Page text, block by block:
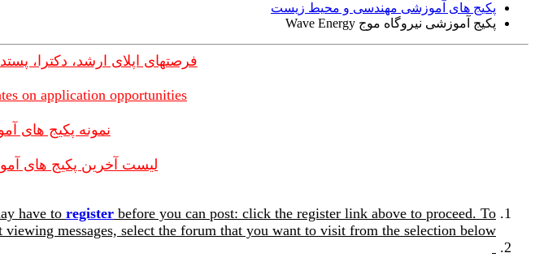
پکیج های آموزشی مهندسی و محیط زیست
پکیج آموزشی نیروگاه موج Wave Energy
فرصتهای اپلای ارشد، دکترا،
on application opportunities
نمونه پکیج های
لیست آخرین پکیج های
have to register before you can post: click the register link above to proceed. To
viewing messages, select the forum that you want to visit from the selection below.